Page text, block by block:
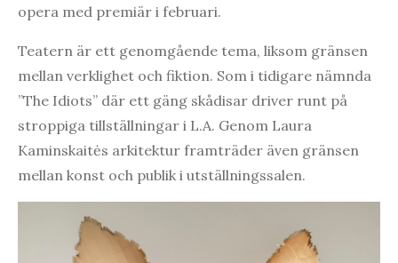
opera med premiär i februari.
Teatern är ett genomgående tema, liksom gränsen
mellan verklighet och fiktion. Som i tidigare nämnda
”The Idiots” där ett gäng skådisar driver runt på
stroppiga tillställningar i L.A. Genom Laura
Kaminskaitės arkitektur framträder även gränsen
mellan konst och publik i utställningssalen.